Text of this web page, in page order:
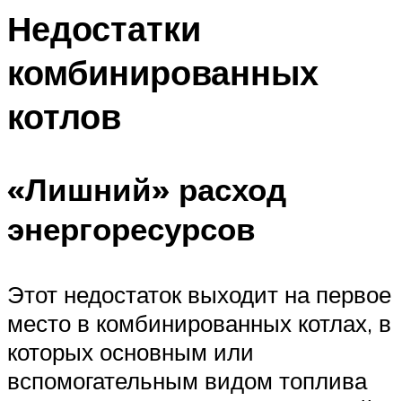
Недостатки
комбинированных
котлов
«Лишний» расход
энергоресурсов
Этот недостаток выходит на первое
место в комбинированных котлах, в
которых основным или
вспомогательным видом топлива